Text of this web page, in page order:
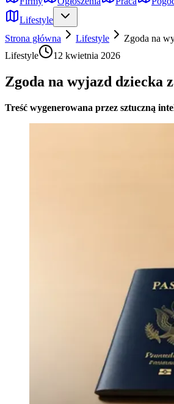
Lifestyle
Strona główna
Lifestyle
Zgoda na
Lifestyle
12 kwietnia 2026
Zgoda na wyjazd dziecka
Treść wygenerowana przez sztuczną